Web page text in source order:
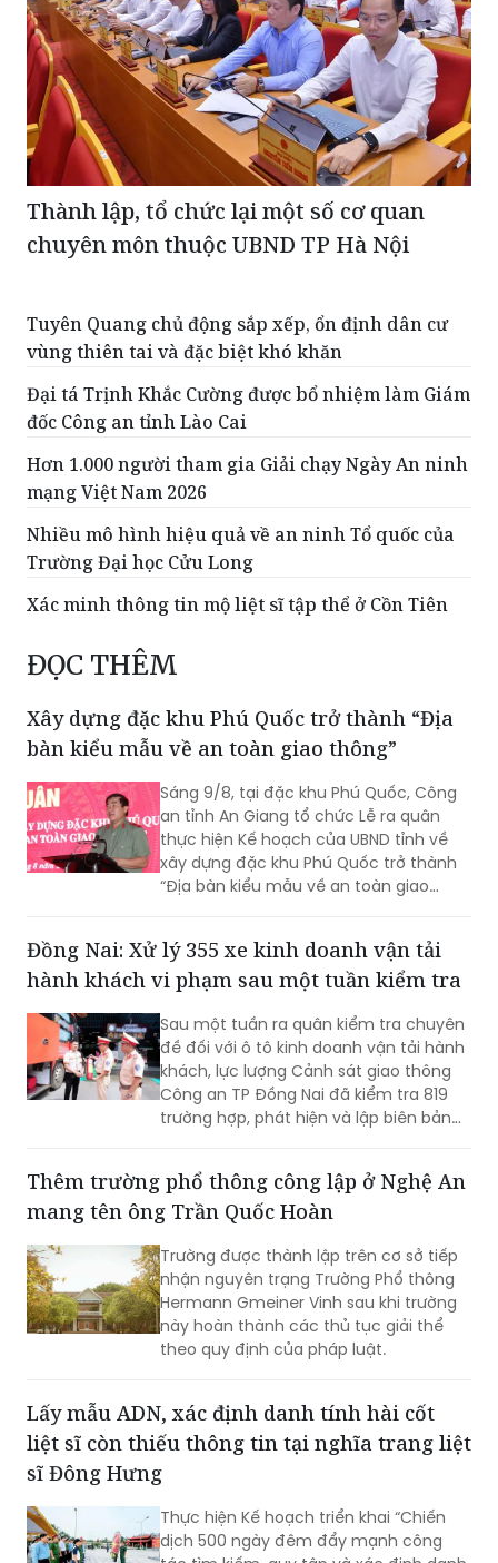
Thành lập, tổ chức lại một số cơ quan
chuyên môn thuộc UBND TP Hà Nội
Tuyên Quang chủ động sắp xếp, ổn định dân cư
vùng thiên tai và đặc biệt khó khăn
Đại tá Trịnh Khắc Cường được bổ nhiệm làm Giám
đốc Công an tỉnh Lào Cai
Hơn 1.000 người tham gia Giải chạy Ngày An ninh
mạng Việt Nam 2026
Nhiều mô hình hiệu quả về an ninh Tổ quốc của
Trường Đại học Cửu Long
Xác minh thông tin mộ liệt sĩ tập thể ở Cồn Tiên
ĐỌC THÊM
Xây dựng đặc khu Phú Quốc trở thành “Địa
bàn kiểu mẫu về an toàn giao thông”
Sáng 9/8, tại đặc khu Phú Quốc, Công
an tỉnh An Giang tổ chức Lễ ra quân
thực hiện Kế hoạch của UBND tỉnh về
xây dựng đặc khu Phú Quốc trở thành
“Địa bàn kiểu mẫu về an toàn giao
Đồng Nai: Xử lý 355 xe kinh doanh vận tải
hành khách vi phạm sau một tuần kiểm tra
Sau một tuần ra quân kiểm tra chuyên
đề đối với ô tô kinh doanh vận tải hành
khách, lực lượng Cảnh sát giao thông
Công an TP Đồng Nai đã kiểm tra 819
trường hợp, phát hiện và lập biên bản
hóa trong khoang hành khách, chạy
quá tốc độ và dừng, đỗ không đúng nơi
Thêm trường phổ thông công lập ở Nghệ An
mang tên ông Trần Quốc Hoàn
Trường được thành lập trên cơ sở tiếp
nhận nguyên trạng Trường Phổ thông
Hermann Gmeiner Vinh sau khi trường
này hoàn thành các thủ tục giải thể
theo quy định của pháp luật.
Lấy mẫu ADN, xác định danh tính hài cốt
liệt sĩ còn thiếu thông tin tại nghĩa trang liệt
sĩ Đông Hưng
Thực hiện Kế hoạch triển khai “Chiến
dịch 500 ngày đêm đẩy mạnh công